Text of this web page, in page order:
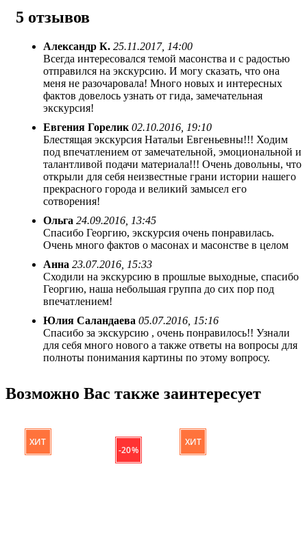
5 отзывов
Александр К. 25.11.2017, 14:00
Всегда интересовался темой масонства и с радостью
отправился на экскурсию. И могу сказать, что она
меня не разочаровала! Много новых и интересных
фактов довелось узнать от гида, замечательная
экскурсия!
Евгения Горелик 02.10.2016, 19:10
Блестящая экскурсия Натальи Евгеньевны!!! Ходим
под впечатлением от замечательной, эмоциональной и
талантливой подачи материала!!! Очень довольны, что
открыли для себя неизвестные грани истории нашего
прекрасного города и великий замысел его
сотворения!
Ольга 24.09.2016, 13:45
Спасибо Георгию, экскурсия очень понравилась.
Очень много фактов о масонах и масонстве в целом
Анна 23.07.2016, 15:33
Сходили на экскурсию в прошлые выходные, спасибо
Георгию, наша небольшая группа до сих пор под
впечатлением!
Юлия Саландаева 05.07.2016, 15:16
Спасибо за экскурсию , очень понравилось!! Узнали
для себя много нового а также ответы на вопросы для
полноты понимания картины по этому вопросу.
Возможно Вас также заинтересует
ХИТ
- 20 %
ХИТ